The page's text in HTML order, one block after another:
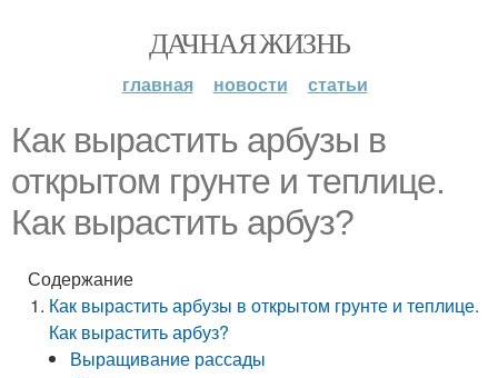
ДАЧНАЯ ЖИЗНЬ
главная новости статьи
Как вырастить арбузы в
открытом грунте и теплице.
Как вырастить арбуз?
Содержание
Как вырастить арбузы в открытом грунте и теплице.
Как вырастить арбуз?
Выращивание рассады